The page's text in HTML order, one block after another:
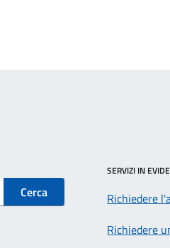
Cerca
SERVIZI IN
Richiedere
Richiedere